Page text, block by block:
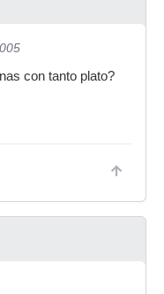
con tanto plato?